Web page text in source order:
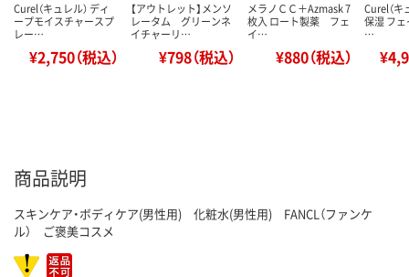
Curel（キュレル） ディ
ープモイスチャースプ
レー…
¥2,750（税込）
【アウトレット】メンソ
レータム グリーンネ
イチャーリ…
¥798（税込）
メラノＣＣ＋Azmask 7
枚入 ロート製薬 フェ
イ…
¥880（税込）
Curel（キ
保湿 フ
…
商品説明
スキンケア・ボディケア(男性用) 化粧水(男性用) FANCL（ファンケ
ル） ご褒美コスメ